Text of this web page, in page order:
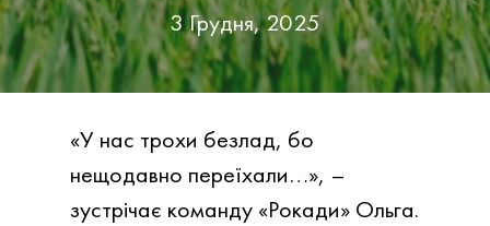
3 Грудня, 2025
«У нас трохи безлад, бо
нещодавно переїхали…», –
зустрічає команду «Рокади» Ольга.